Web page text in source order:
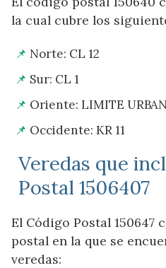
la cual cubre los
Norte: CL 12
Sur: CL 1
Oriente: LIMITE
Occidente: KR 11
Veredas que
Postal 1506407
El Código Postal 150647
postal en la que se
veredas: